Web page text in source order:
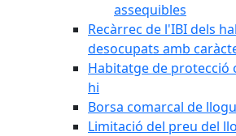
assequibles
Recàrrec de l'IBI dels
desocupats amb
Habitatge de protecció
hi
Borsa comarcal de
Limitació del preu del